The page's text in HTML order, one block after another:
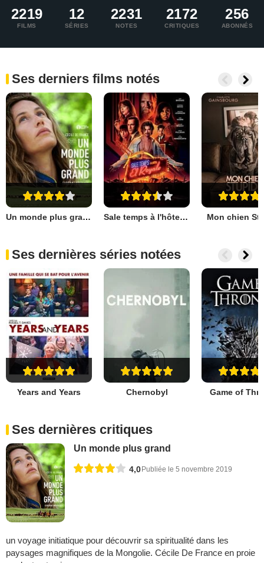
2219
FILMS
12
SÉRIES
2231
NOTES
2172
CRITIQUES
256
ABONNÉS
Ses derniers films notés
Un monde plus grand Sale temps à l'hôtel El Royale Mon chien
Ses dernières séries notées
Years and Years Chernobyl Game of
Ses dernières critiques
Un monde plus grand
4,0 Publiée le 5 novembre 2019
un voyage initiatique pour découvrir sa spiritualité dans les
paysages magnifiques de la Mongolie. Cécile De France en proie